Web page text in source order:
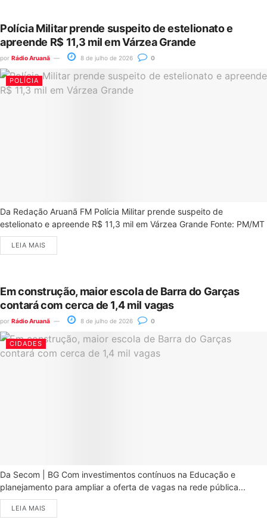
Polícia Militar prende suspeito de estelionato e
apreende R$ 11,3 mil em Várzea Grande
por Rádio Aruanã 8 de julho de 2026 0
POLÍCIA
Da Redação Aruanã FM Polícia Militar prende suspeito de
estelionato e apreende R$ 11,3 mil em Várzea Grande Fonte: PM/MT
LEIA MAIS
Em construção, maior escola de Barra do Garças
contará com cerca de 1,4 mil vagas
por Rádio Aruanã 8 de julho de 2026 0
CIDADES
Da Secom | BG Com investimentos contínuos na Educação e
planejamento para ampliar a oferta de vagas na rede pública...
LEIA MAIS